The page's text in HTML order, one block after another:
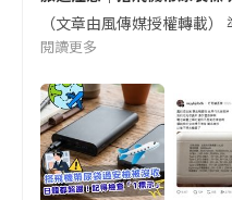
（文章由風傳媒授權轉載
閱讀更多